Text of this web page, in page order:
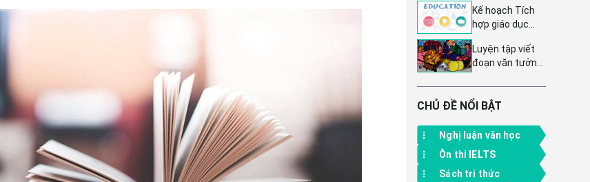
văn mẫu lớp 4
đặc sắc và ấn
Kế hoạch Tích
hợp giáo dục
người lớp 4:
Lồng ghép hiệu
Luyện tập viết
đoạn văn tưởng
Tiếng Việt lớp 4
Cánh diều, Tập 1
CHỦ ĐỀ NỔI BẬT
Nghị luận văn học
Ôn thi IELTS
Sách tri thức